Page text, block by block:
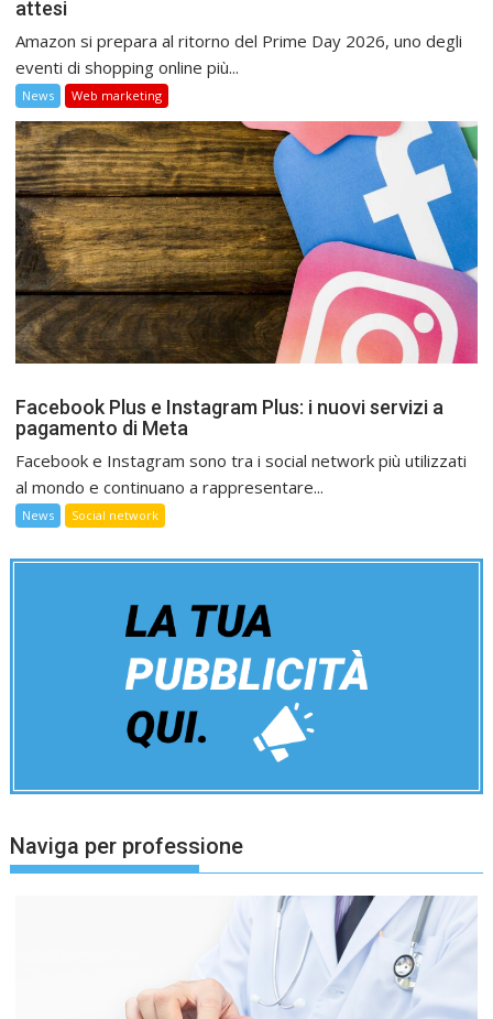
attesi
Amazon si prepara al ritorno del Prime Day 2026, uno degli
eventi di shopping online più...
News Web marketing
Facebook Plus e Instagram Plus: i nuovi servizi a
pagamento di Meta
Facebook e Instagram sono tra i social network più utilizzati
al mondo e continuano a rappresentare...
News Social network
Naviga per professione